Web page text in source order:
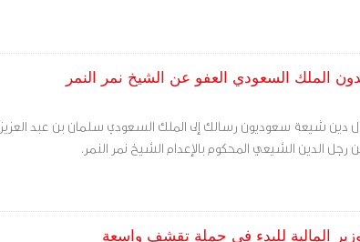
الملك السعودي العفو عن الشيخ نمر النمر
دين شيعة سعوديون رسالك إلى الملك السعودي سلمان بن عبد العزيز
رجل الدين الشيعي المحكوم بالإعدام الشيخ نمر النمر.
المالية للبدء في حملة تقشف واسعة